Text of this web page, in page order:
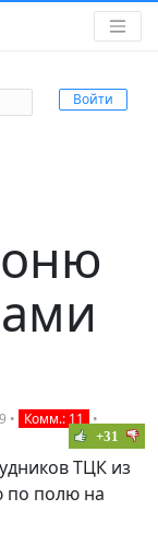
• Комм.: 11
•
+31
ТЦК из
по полю на